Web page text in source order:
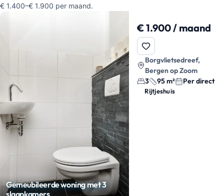
€ 1.400–€ 1.900 per maand.
Gemeubileerde woning met 3
slaapkamers
€ 1.900 / maand
Borgvlietsedreef,
Bergen op Zoom
3
95 m² Per direct
Rijtjeshuis